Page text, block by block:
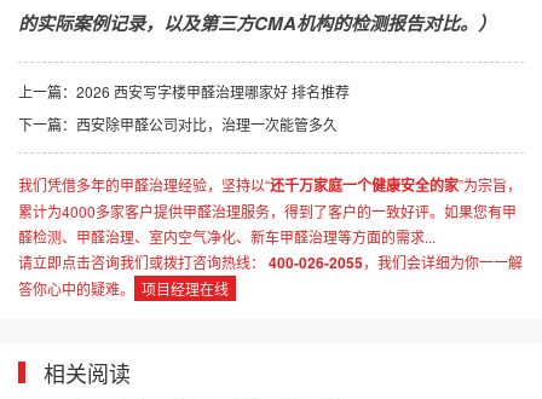
的实际案例记录，以及第三方CMA机构的检测报告对比。）
上一篇： 2026 西安写字楼甲醛治理哪家好 排名推荐
下一篇： 西安除甲醛公司对比，治理一次能管多久
我们凭借多年的甲醛治理经验，坚持以“还千万家庭一个健康安全的家”为宗旨，
累计为4000多家客户提供甲醛治理服务，得到了客户的一致好评。如果您有甲
醛检测、甲醛治理、室内空气净化、新车甲醛治理等方面的需求...
请立即点击咨询我们或拨打咨询热线：
400-026-2055，我们会详细为你一一解
答你心中的疑难。
项目经理在线
相关阅读